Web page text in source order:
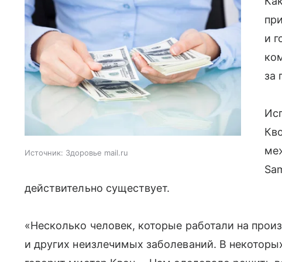
Источник: Здоровье mail.ru
и
за
действительно существует.
«Несколько человек, которые работали на
и других неизлечимых заболеваний. В